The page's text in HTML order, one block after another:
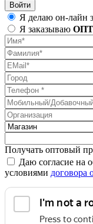
Я делаю он-лайн
Я заказываю
Получать оптовый
Даю согласие на
условиями договора